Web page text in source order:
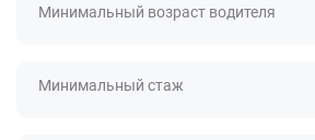
Минимальный возраст водителя
Минимальный стаж